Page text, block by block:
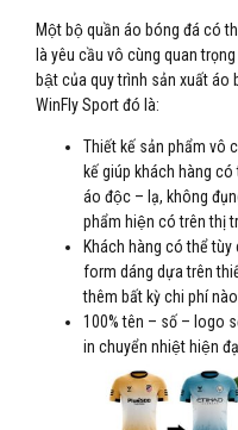
Một bộ quần áo bóng đá có
là yêu cầu vô cùng quan
bật của quy trình sản xuất áo
WinFly Sport đó là:
Thiết kế sản phẩm vô
kế giúp khách hàng
áo độc – lạ, không
phẩm hiện có trên thị
Khách hàng có thể
form dáng dựa trên
thêm bất kỳ chi phí nào
100% tên – số – logo
in chuyển nhiệt hiện